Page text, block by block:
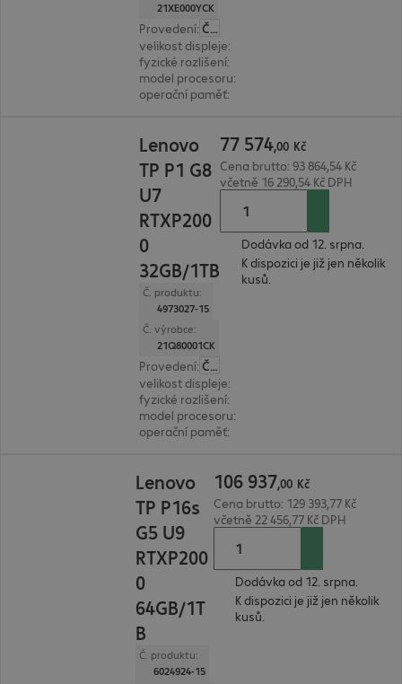
21XE000YCK
Provedení:
Česká
velikost displeje:
fyzické rozlišení:
model procesoru:
operační paměť:
Lenovo
TP P1 G8
U7
RTXP200
0
32GB/1TB
Č. produktu:
4973027-15
Č. výrobce:
21Q80001CK
Provedení:
Česká
velikost displeje:
fyzické rozlišení:
model procesoru:
operační paměť:
77 574,00 Kč
Cena brutto: 93 864,54 Kč
včetně 16 290,54 Kč DPH
Dodávka od 12. srpna.
K dispozici je již jen několik
kusů.
Lenovo
TP P16s
G5 U9
RTXP200
0
64GB/1T
B
Č. produktu:
6024924-15
106 937,00 Kč
Cena brutto: 129 393,77 Kč
včetně 22 456,77 Kč DPH
Dodávka od 12. srpna.
K dispozici je již jen několik
kusů.